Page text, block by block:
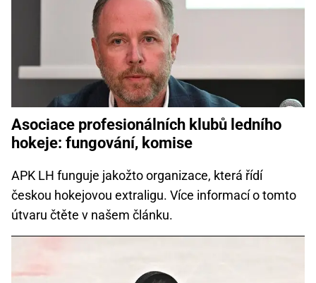
Asociace profesionálních klubů ledního
hokeje: fungování, komise
APK LH funguje jakožto organizace, která řídí
českou hokejovou extraligu. Více informací o tomto
útvaru čtěte v našem článku.